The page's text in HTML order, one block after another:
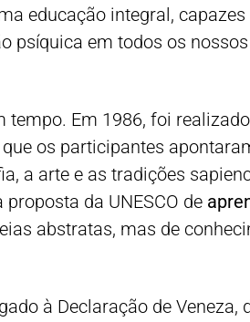
educação integral,
psíquica em todos os
Em 1986, foi
que os participantes
a arte e as tradições
da UNESCO de
abstratas, mas de
à Declaração de